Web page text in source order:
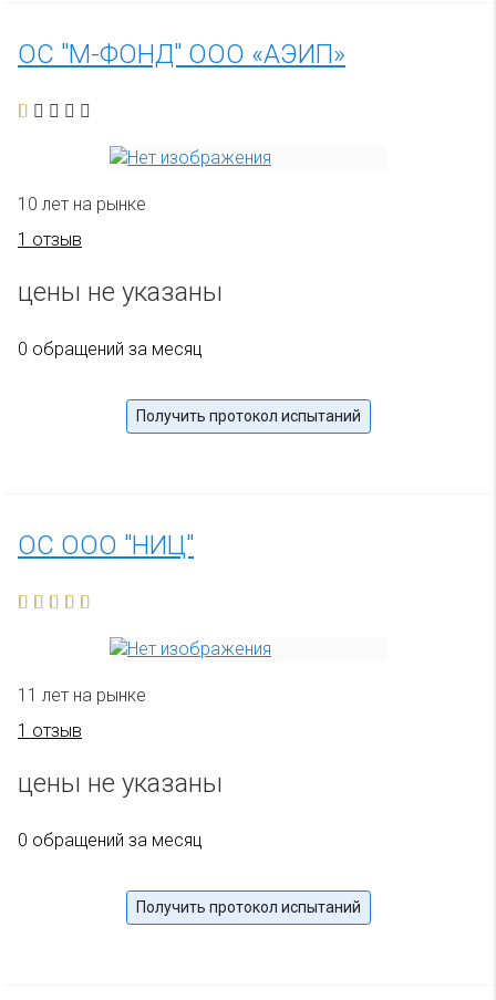
ОС "М-ФОНД" ООО «АЭИП»
10 лет на рынке
1 отзыв
цены не указаны
0 обращений за месяц
Получить протокол испытаний
ОС ООО "НИЦ"
11 лет на рынке
1 отзыв
цены не указаны
0 обращений за месяц
Получить протокол испытаний